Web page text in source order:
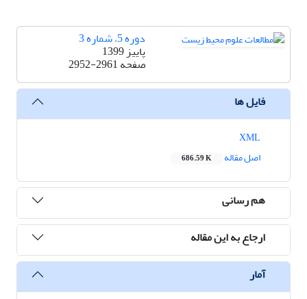
دوره 5، شماره 3
پاییز 1399
صفحه2952-2961
فایل ها
اصل مقاله
686.59 K
هم رسانی
ارجاع به این مقاله
آمار